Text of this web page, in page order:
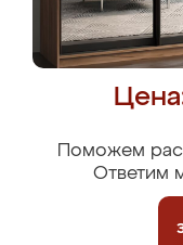
Поможем
Ответим